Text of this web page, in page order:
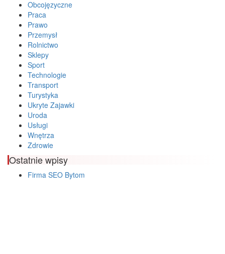
Obcojęzyczne
Praca
Prawo
Przemysł
Rolnictwo
Sklepy
Sport
Technologie
Transport
Turystyka
Ukryte Zajawki
Uroda
Usługi
Wnętrza
Zdrowie
Ostatnie wpisy
Firma SEO Bytom